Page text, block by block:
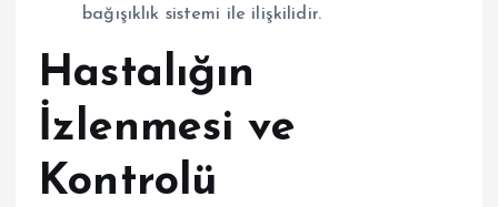
bağışıklık sistemi ile ilişkilidir.
Hastalığın
İzlenmesi ve
Kontrolü